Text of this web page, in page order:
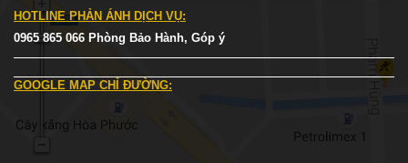
HOTLINE PHẢN ÁNH DỊCH VỤ:
0965 865 066 Phòng Bảo Hành, Góp ý
GOOGLE MAP CHỈ ĐƯỜNG: